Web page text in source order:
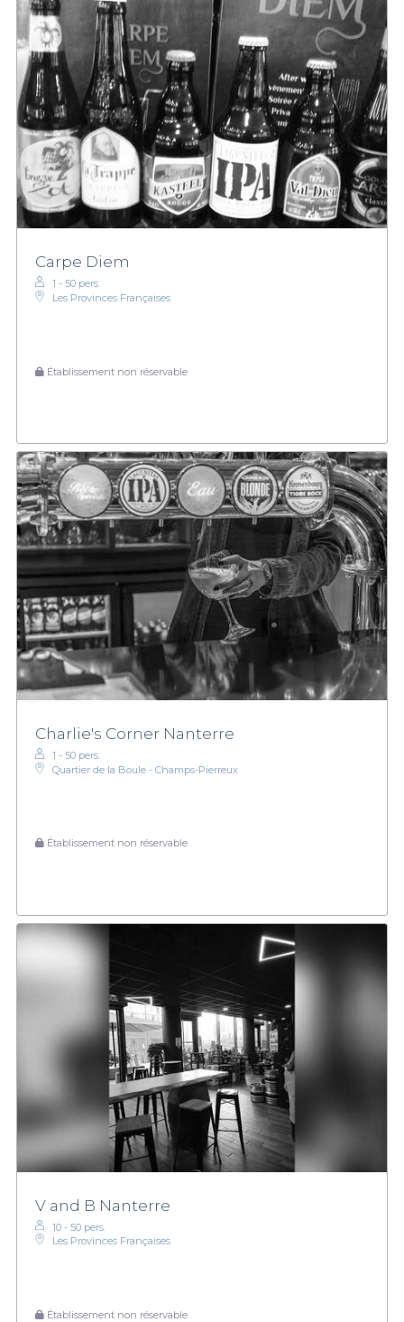
Carpe Diem
1 - 50 pers.
Les Provinces Françaises
Établissement non réservable
Charlie's Corner Nanterre
1 - 50 pers.
Quartier de la Boule - Champs-Pierreux
Établissement non réservable
V and B Nanterre
10 - 50 pers.
Les Provinces Françaises
Établissement non réservable